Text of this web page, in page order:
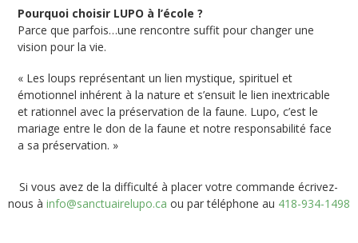
Pourquoi choisir LUPO à l’école ?
Parce que parfois…une rencontre suffit pour changer une
vision pour la vie.
« Les loups représentant un lien mystique, spirituel et
émotionnel inhérent à la nature et s’ensuit le lien inextricable
et rationnel avec la préservation de la faune. Lupo, c’est le
mariage entre le don de la faune et notre responsabilité face
a sa préservation. »
Si vous avez de la difficulté à placer votre commande écrivez-
nous à info@sanctuairelupo.ca ou par téléphone au 418-934-1498